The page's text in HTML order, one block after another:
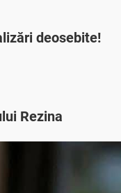
deosebite!
Rezina